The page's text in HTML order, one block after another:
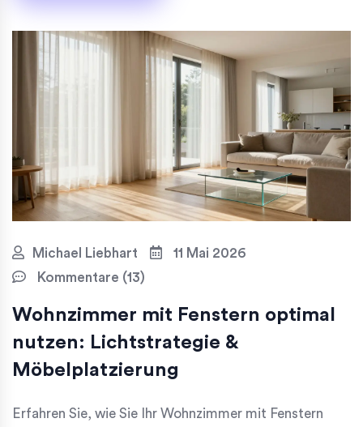
Michael Liebhart
11 Mai 2026
Kommentare (13)
Wohnzimmer mit Fenstern optimal
nutzen: Lichtstrategie &
Möbelplatzierung
Erfahren Sie, wie Sie Ihr Wohnzimmer mit Fenstern